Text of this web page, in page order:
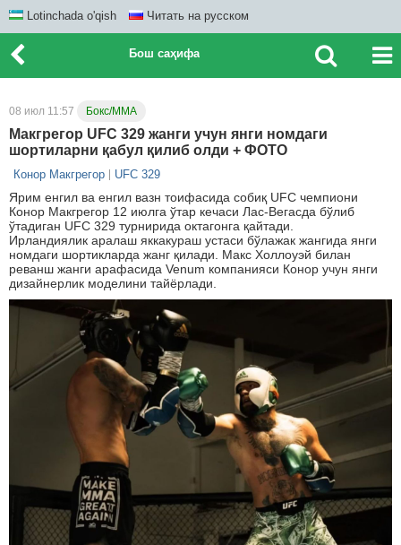
Lotinchada o'qish Читать на русском
Бош саҳифа
08 июл 11:57 Бокс/ММА
Макгрегор UFC 329 жанги учун янги номдаги
шортиларни қабул қилиб олди + ФОТО
Конор Макгрегор UFC 329
Ярим енгил ва енгил вазн тоифасида собиқ UFC чемпиони
Конор Макгрегор 12 июлга ўтар кечаси Лас-Вегасда бўлиб
ўтадиган UFC 329 турнирида октагонга қайтади.
Ирландиялик аралаш яккакураш устаси бўлажак жангида янги
номдаги шортикларда жанг қилади. Макс Холлоуэй билан
реванш жанги арафасида Venum компанияси Конор учун янги
дизайнерлик моделини тайёрлади.